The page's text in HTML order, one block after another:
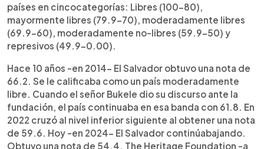
países en cincocategorías: Libres (100-80),
mayormente libres (79.9-70), moderadamente libres
(69.9-60), moderadamente no-libres (59.9-50) y
represivos (49.9-0.00).
Hace 10 años -en 2014- El Salvador obtuvo una nota de
66.2. Se le calificaba como un país moderadamente
libre. Cuando el señor Bukele dio su discurso ante la
fundación, el país continuaba en esa banda con 61.8. En
2022 cruzó al nivel inferior siguiente al obtener una nota
de 59.6. Hoy -en 2024- El Salvador continúabajando.
Obtuvo una nota de 54.4. The Heritage Foundation -a